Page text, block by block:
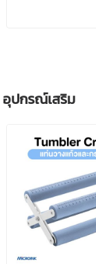
อุปกรณ์เสริม